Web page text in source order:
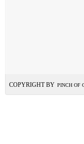
COPYRIGHT BY PINCH OF